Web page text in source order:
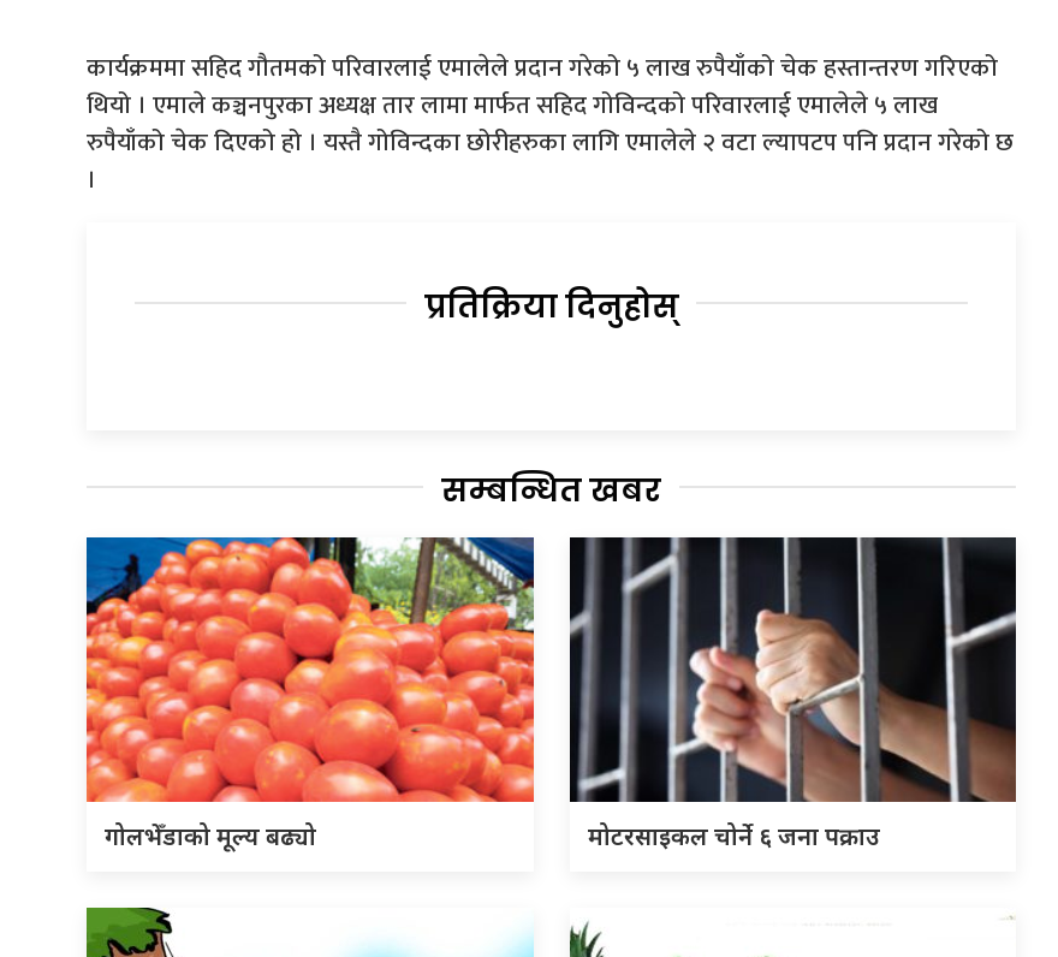
कार्यक्रममा सहिद गौतमको परिवारलाई एमालेले प्रदान गरेको ५ लाख रुपैयाँको चेक हस्तान्तरण गरिएको
थियो । एमाले कञ्चनपुरका अध्यक्ष तार लामा मार्फत सहिद गोविन्दको परिवारलाई एमालेले ५ लाख
रुपैयाँको चेक दिएको हो । यस्तै गोविन्दका छोरीहरुका लागि एमालेले २ वटा ल्यापटप पनि प्रदान गरेको छ
।
प्रतिक्रिया दिनुहोस्
सम्बन्धित खबर
गोलभेँडाको मूल्य बढ्यो मोटरसाइकल चोर्ने ६ जना पक्राउ